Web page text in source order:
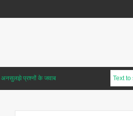
अनसुलझे प्रश्नों के जवाब